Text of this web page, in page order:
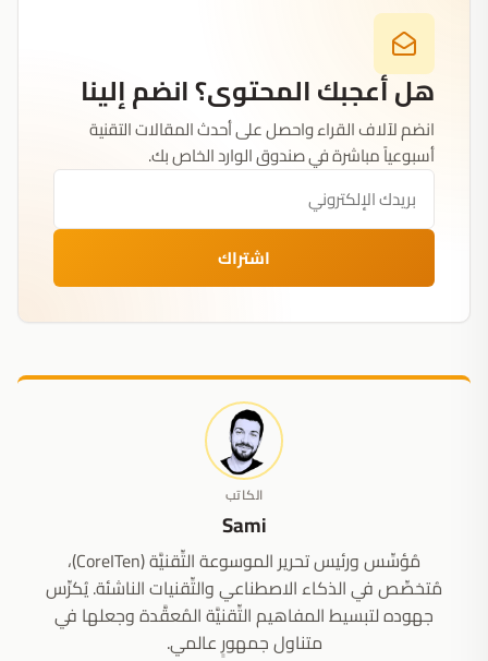
هل أعجبك المحتوى؟ انضم إلينا
انضم لآلاف القراء واحصل على أحدث المقالات التقنية
أسبوعياً مباشرة في صندوق الوارد الخاص بك.
اشتراك
الكاتب
Sami
مُؤسِّس ورئيس تحرير الموسوعة التِّقنيَّة (CoreITen)،
مُتخصِّص في الذكاء الاصطناعي والتِّقنيات الناشئة. يُكرِّس
جهوده لتبسيط المفاهيم التِّقنيَّة المُعقَّدة وجعلها في
متناول جمهورٍ عالمي.